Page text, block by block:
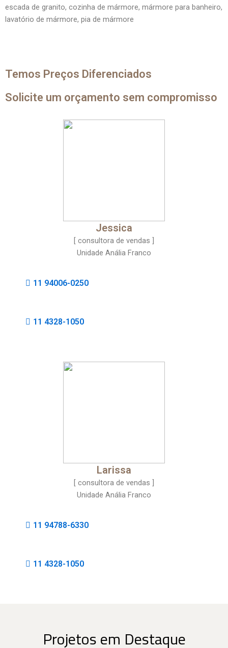
escada de granito, cozinha de mármore, mármore para banheiro,
lavatório de mármore, pia de mármore
Temos Preços Diferenciados
Solicite um orçamento sem compromisso
Jessica
[ consultora de vendas ]
Unidade Anália Franco
11 94006-0250
11 4328-1050
Larissa
[ consultora de vendas ]
Unidade Anália Franco
11 94788-6330
11 4328-1050
Projetos em Destaque